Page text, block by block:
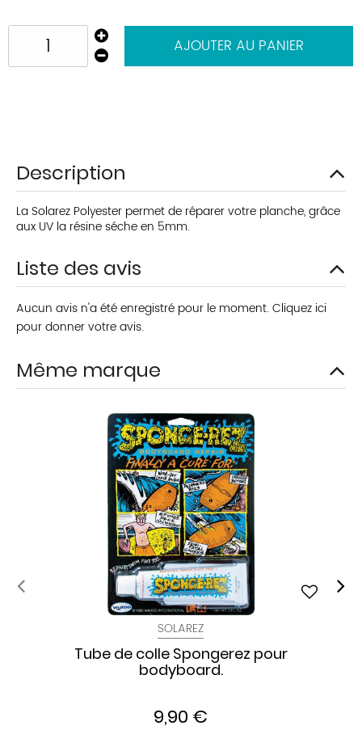
AJOUTER AU PANIER
Description
La Solarez Polyester permet de réparer votre planche, grâce
aux UV la résine séche en 5mm.
Liste des avis
Aucun avis n'a été enregistré pour le moment. Cliquez ici
pour donner votre avis.
Même marque
SOLAREZ
Tube de colle Spongerez pour
bodyboard.
9,90 €